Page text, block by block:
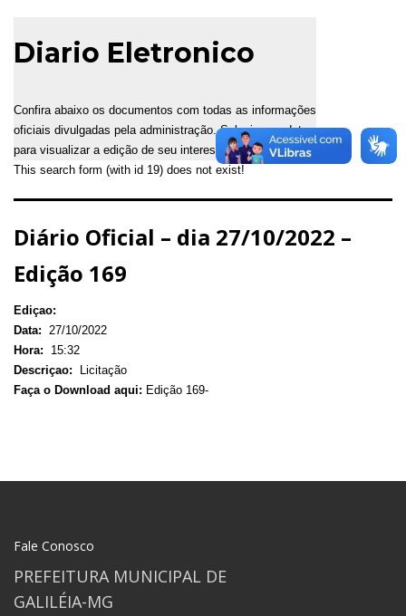
Diario Eletronico
Confira abaixo os documentos com todas as informações
oficiais divulgadas pela administração. Selecione a data
para visualizar a edição de seu interesse.
This search form (with id 19) does not exist!
Diário Oficial – dia 27/10/2022 –
Edição 169
Ediçao:
Data:
27/10/2022
Hora:
15:32
Descriçao:
Licitação
Faça o Download aqui: Edição 169-
Fale Conosco
PREFEITURA MUNICIPAL DE
GALILÉIA-MG